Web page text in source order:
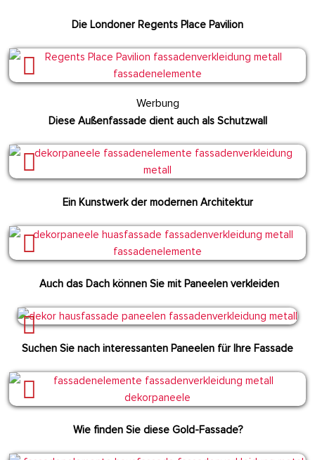
Die Londoner Regents Place Pavilion
Werbung
Diese Außenfassade dient auch als Schutzwall
Ein Kunstwerk der modernen Architektur
Auch das Dach können Sie mit Paneelen verkleiden
Suchen Sie nach interessanten Paneelen für Ihre Fassade
Wie finden Sie diese Gold-Fassade?